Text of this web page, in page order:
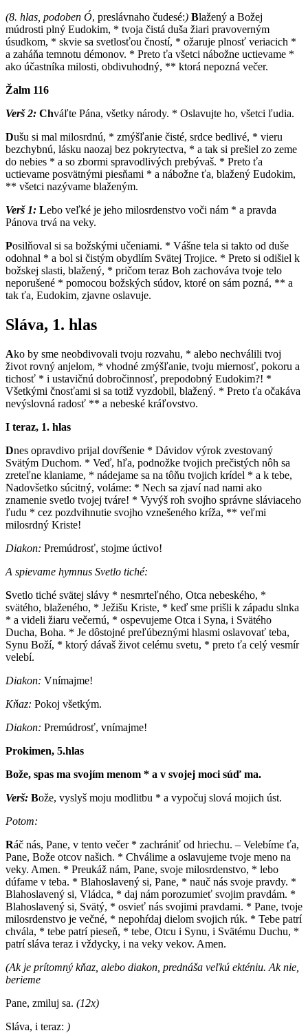
(8. hlas, podoben Ó, preslávnaho čudesé:) Blažený a Božej
múdrosti plný Eudokim, * tvoja čistá duša žiari pravoverným
úsudkom, * skvie sa svetlosťou čností, * ožaruje plnosť veriacich *
a zaháňa temnotu démonov. * Preto ťa všetci nábožne uctievame *
ako účastníka milosti, obdivuhodný, ** ktorá nepozná večer.
Žalm 116
Verš 2: Chváľte Pána, všetky národy. * Oslavujte ho, všetci ľudia.
Dušu si mal milosrdnú, * zmýšľanie čisté, srdce bedlivé, * vieru
bezchybnú, lásku naozaj bez pokrytectva, * a tak si prešiel zo zeme
do nebies * a so zbormi spravodlivých prebývaš. * Preto ťa
uctievame posvätnými piesňami * a nábožne ťa, blažený Eudokim,
** všetci nazývame blaženým.
Verš 1: Lebo veľké je jeho milosrdenstvo voči nám * a pravda
Pánova trvá na veky.
Posilňoval si sa božskými učeniami. * Vášne tela si takto od duše
odohnal * a bol si čistým obydlím Svätej Trojice. * Preto si odišiel k
božskej slasti, blažený, * pričom teraz Boh zachováva tvoje telo
neporušené * pomocou božských súdov, ktoré on sám pozná, ** a
tak ťa, Eudokim, zjavne oslavuje.
Sláva, 1. hlas
Ako by sme neobdivovali tvoju rozvahu, * alebo nechválili tvoj
život rovný anjelom, * vhodné zmýšľanie, tvoju miernosť, pokoru a
tichosť * i ustavičnú dobročinnosť, prepodobný Eudokim?! *
Všetkými čnosťami si sa totiž vyzdobil, blažený. * Preto ťa očakáva
nevýslovná radosť ** a nebeské kráľovstvo.
I teraz, 1. hlas
Dnes opravdivo prijal dovŕšenie * Dávidov výrok zvestovaný
Svätým Duchom. * Veď, hľa, podnožke tvojich prečistých nôh sa
zreteľne klaniame, * nádejame sa na tôňu tvojich krídel * a k tebe,
Nadovšetko súcitný, voláme: * Nech sa zjaví nad nami ako
znamenie svetlo tvojej tváre! * Vyvýš roh svojho správne sláviaceho
ľudu * cez pozdvihnutie svojho vznešeného kríža, ** veľmi
milosrdný Kriste!
Diakon: Premúdrosť, stojme úctivo!
A spievame hymnus Svetlo tiché:
Svetlo tiché svätej slávy * nesmrteľného, Otca nebeského, *
svätého, blaženého, * Ježišu Kriste, * keď sme prišli k západu slnka
* a videli žiaru večernú, * ospevujeme Otca i Syna, i Svätého
Ducha, Boha. * Je dôstojné preľúbeznými hlasmi oslavovať teba,
Synu Boží, * ktorý dávaš život celému svetu, * preto ťa celý vesmír
velebí.
Diakon: Vnímajme!
Kňaz: Pokoj všetkým.
Diakon: Premúdrosť, vnímajme!
Prokimen, 5.hlas
Bože, spas ma svojím menom * a v svojej moci súď ma.
Verš: Bože, vyslyš moju modlitbu * a vypočuj slová mojich úst.
Potom:
Ráč nás, Pane, v tento večer * zachrániť od hriechu. – Velebíme ťa,
Pane, Bože otcov našich. * Chválime a oslavujeme tvoje meno na
veky. Amen. * Preukáž nám, Pane, svoje milosrdenstvo, * lebo
dúfame v teba. * Blahoslavený si, Pane, * nauč nás svoje pravdy. *
Blahoslavený si, Vládca, * daj nám porozumieť svojim pravdám. *
Blahoslavený si, Svätý, * osvieť nás svojimi pravdami. * Pane, tvoje
milosrdenstvo je večné, * nepohŕdaj dielom svojich rúk. * Tebe patrí
chvála, * tebe patrí pieseň, * tebe, Otcu i Synu, i Svätému Duchu, *
patrí sláva teraz i vždycky, i na veky vekov. Amen.
(Ak je prítomný kňaz, alebo diakon, prednáša veľkú ekténiu. Ak nie,
berieme
Pane, zmiluj sa. (12x)
Sláva, i teraz: )